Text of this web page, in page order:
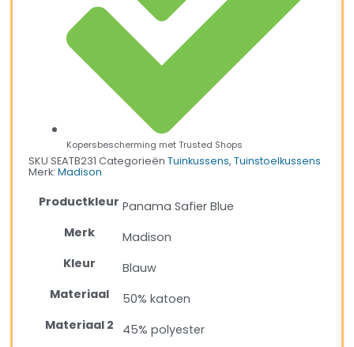
Kopersbescherming met Trusted Shops
SKUSEATB231Categorieën Tuinkussens,Tuinstoelkussens
Merk:Madison
Productkleur Panama Safier Blue
Merk
Madison
Kleur
Blauw
Materiaal
50% katoen
Materiaal 2
45% polyester